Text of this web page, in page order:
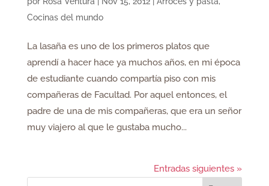
Cocinas del mundo
La lasaña es uno de los primeros platos que
aprendí a hacer hace ya muchos años, en mi época
de estudiante cuando compartía piso con mis
compañeras de Facultad. Por aquel entonces, el
padre de una de mis compañeras, que era un señor
muy viajero al que le gustaba mucho...
Entradas siguientes »